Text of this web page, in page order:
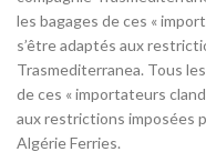
les bagages de ces «
s’être adaptés aux
Trasmediterranea. Tous
de ces « importateurs
aux restrictions imposées
Algérie Ferries.